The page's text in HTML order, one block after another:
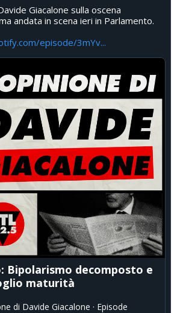
Giacalone sulla oscena
andata in scena ieri in Parlamento.
episode/3mYv...
Bipolarismo decomposto e
maturità
di Davide Giacalone · Episode